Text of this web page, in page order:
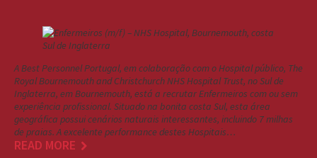
A Best Personnel Portugal, em colaboração com o Hospital público, The
Royal Bournemouth and Christchurch NHS Hospital Trust, no Sul de
Inglaterra, em Bournemouth, está a recrutar Enfermeiros com ou sem
experiência profissional. Situado na bonita costa Sul, esta área
geográfica possui cenários naturais interessantes, incluindo 7 milhas
de praias. A excelente performance destes Hospitais…
READ MORE